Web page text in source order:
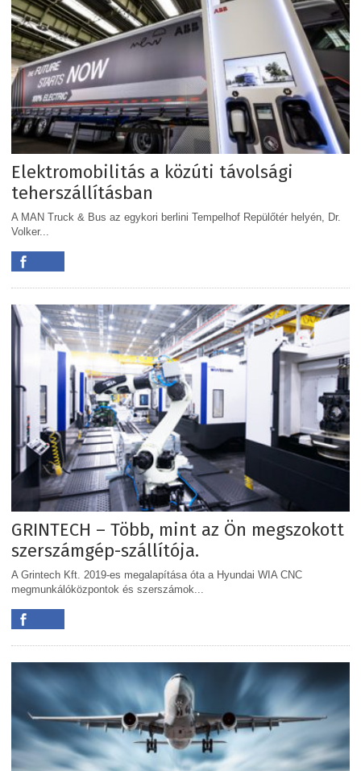
Elektromobilitás a közúti távolsági
teherszállításban
A MAN Truck & Bus az egykori berlini Tempelhof Repülőtér helyén, Dr.
Volker...
GRINTECH – Több, mint az Ön megszokott
szerszámgép-szállítója.
A Grintech Kft. 2019-es megalapítása óta a Hyundai WIA CNC
megmunkálóközpontok és szerszámok...